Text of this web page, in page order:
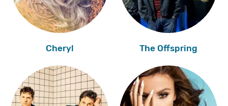
Cheryl The Offspring